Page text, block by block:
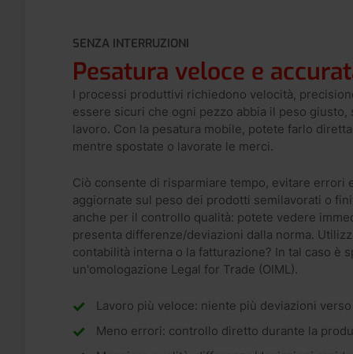
SENZA INTERRUZIONI
Pesatura veloce e
I processi produttivi richiedono velocità,
essere sicuri che ogni pezzo abbia il peso giusto,
lavoro. Con la pesatura mobile, potete farlo
mentre spostate o lavorate le merci.
Ciò consente di risparmiare tempo, evitare errori
aggiornate sul peso dei prodotti semilavorati o
anche per il controllo qualità: potete vedere
presenta differenze/deviazioni dalla norma.
contabilità interna o la fatturazione? In tal caso è
un'omologazione Legal for Trade (OIML).
Lavoro più veloce: niente più deviazioni
Meno errori: controllo diretto durante la